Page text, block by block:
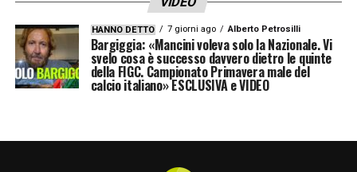
HANNO DETTO 7 giorni ago Alberto Petrosilli
Bargiggia: «Mancini voleva solo la Nazionale. Vi
svelo cosa è successo davvero dietro le quinte
della FIGC. Campionato Primavera male del
calcio italiano» ESCLUSIVA e VIDEO